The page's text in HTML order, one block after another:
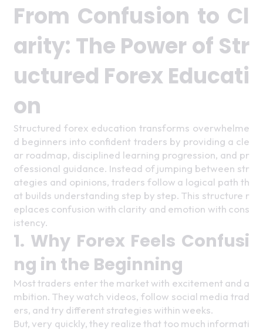
From Confusion to Cl
arity: The Power of Str
uctured Forex Educati
on
Structured forex education transforms overwhelme
d beginners into confident traders by providing a cle
ar roadmap, disciplined learning progression, and pr
ofessional guidance. Instead of jumping between str
ategies and opinions, traders follow a logical path th
at builds understanding step by step. This structure r
eplaces confusion with clarity and emotion with cons
istency.
1. Why Forex Feels Confusi
ng in the Beginning
Most traders enter the market with excitement and a
mbition. They watch videos, follow social media trad
ers, and try different strategies within weeks.
But, very quickly, they realize that too much informati